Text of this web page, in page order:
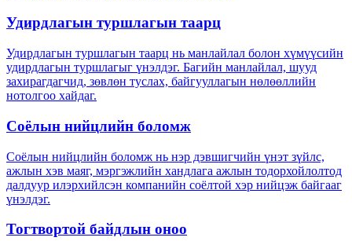
Удирдлагын туршлагын таарц
Удирдлагын туршлагын таарц нь манлайлал болон хүмүүсийн
удирдлагын туршлагыг үнэлдэг. Багийн манлайлал, шууд
захирагдагчид, зөвлөн туслах, байгууллагын нөлөөллийн
нотолгоо хайдаг.
Соёлын нийцлийн боломж
Соёлын нийцлийн боломж нь нэр дэвшигчийн үнэт зүйлс,
ажлын хэв маяг, мэргэжлийн хандлага ажлын тодорхойлолтод
далдуур илэрхийлсэн компанийн соёлтой хэр нийцэж байгааг
үнэлдэг.
Тогтвортой байдлын оноо